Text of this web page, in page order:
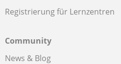
Registrierung für Lernzentren
Community
News & Blog